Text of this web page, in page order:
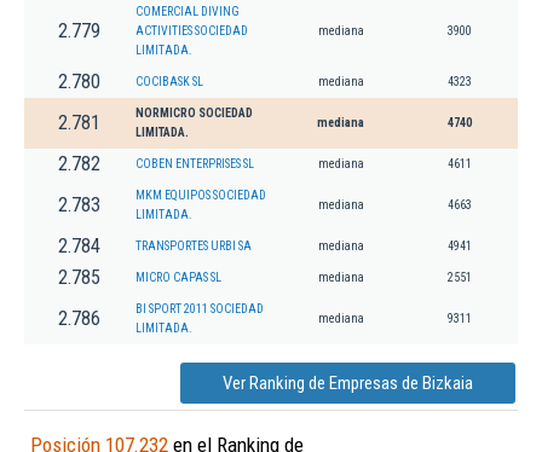
2.779
COMERCIAL DIVING
ACTIVITIES SOCIEDAD
LIMITADA.
mediana 3900
2.780 COCIBASK SL mediana 4323
2.781
NORMICRO SOCIEDAD
LIMITADA.
mediana 4740
2.782 COBEN ENTERPRISES SL mediana 4611
2.783
MKM EQUIPOS SOCIEDAD
LIMITADA.
mediana 4663
2.784 TRANSPORTES URBI SA mediana 4941
2.785 MICRO CAPAS SL mediana 2551
2.786
BI SPORT 2011 SOCIEDAD
LIMITADA.
mediana 9311
Ver Ranking de Empresas de Bizkaia
Posición 107.232 en el Ranking de